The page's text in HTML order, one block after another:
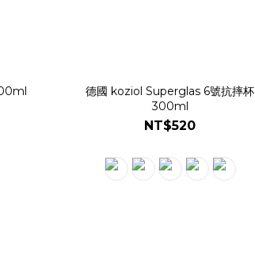
德國 koziol Superglas 6號抗摔杯
300ml
NT$520